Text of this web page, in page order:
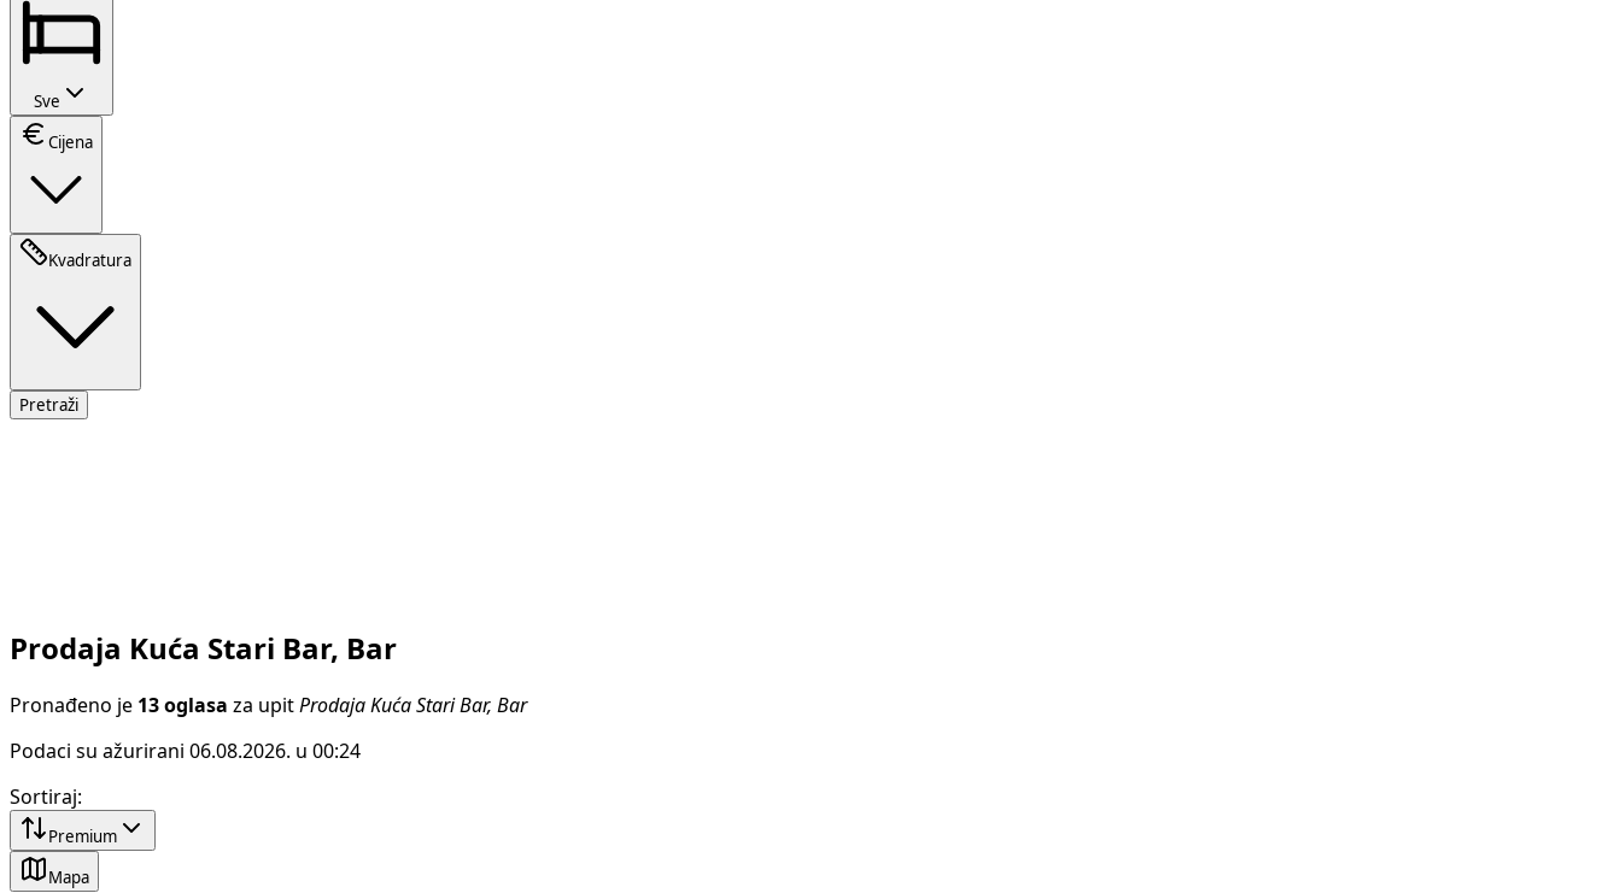
Sve
Cijena
Kvadratura
Pretraži
Prodaja Kuća Stari Bar, Bar
Pronađeno je 13 oglasa za upit Prodaja Kuća Stari Bar, Bar
Podaci su ažurirani 06.08.2026. u 00:24
Sortiraj:
Premium
Mapa